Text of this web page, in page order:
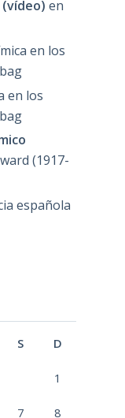
en
en los
en los
(1917-
española
S D
1
7 8